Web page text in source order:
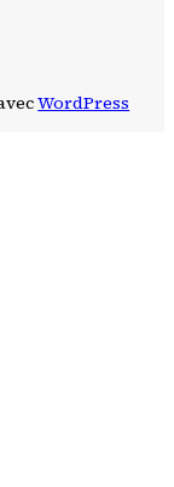
WordPress